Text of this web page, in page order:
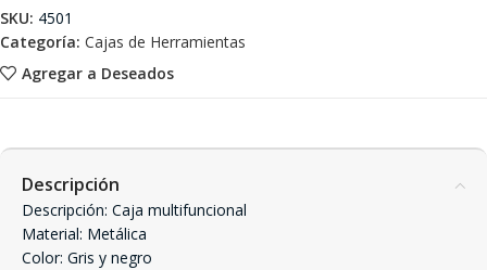
Agregar a Deseados
SKU: 4501
Categoría: Cajas de Herramientas
Descripción
Descripción: Caja multifuncional
Material: Metálica
Color: Gris y negro